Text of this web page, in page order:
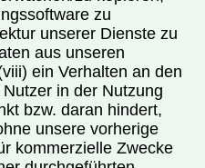
zu
unserer Dienste zu
aus unseren
ein Verhalten an den
in der Nutzung
bzw. daran hindert,
unsere vorherige
kommerzielle Zwecke